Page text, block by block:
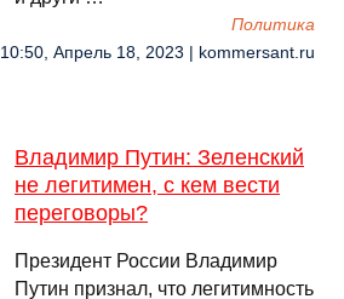
Политика
10:50, Апрель 18, 2023 | kommersant.ru
Владимир Путин: Зеленский
не легитимен, с кем вести
переговоры?
Президент России Владимир
Путин признал, что легитимность